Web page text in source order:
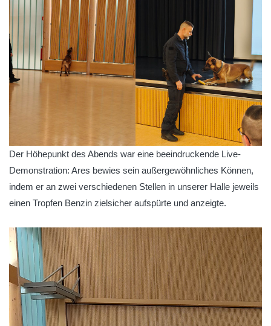
Der Höhepunkt des Abends war eine beeindruckende Live-
Demonstration: Ares bewies sein außergewöhnliches Können,
indem er an zwei verschiedenen Stellen in unserer Halle jeweils
einen Tropfen Benzin zielsicher aufspürte und anzeigte.